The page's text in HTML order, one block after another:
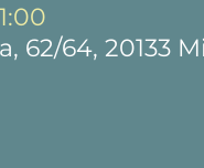
62/64, 20133